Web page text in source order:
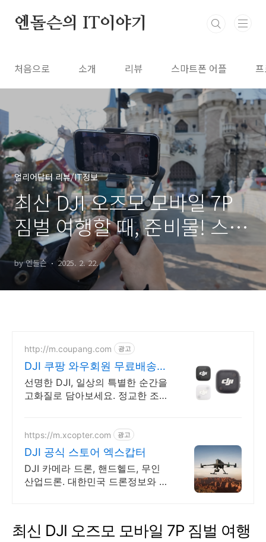
엔돌슨의 IT이야기
처음으로 소개 리뷰 스마트폰 어플
얼리어답터 리뷰/IT정보
최신 DJI 오즈모 모바일 7P
짐벌 여행할 때, 준비물! 스마
트폰 짐벌 추천
by 엔돌슨 2025. 2. 22.
http://m.coupang.com 광고
DJI 쿠팡 와우회원 무료배송으
로
선명한 DJI, 일상의 특별한 순간을
고화질로 담아보세요. 정교한 조종
https://m.xcopter.com 광고
DJI 공식 스토어 엑스캅터
DJI 카메라 드론, 핸드헬드, 무인
산업드론. 대한민국 드론정보와 쇼
최신 DJI 오즈모 모바일 7P 짐벌 여행